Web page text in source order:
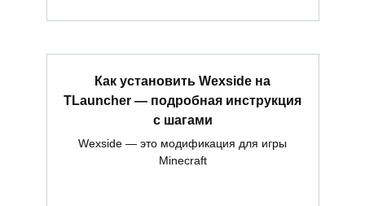
Как установить Wexside на
TLauncher — подробная инструкция
с шагами
Wexside — это модификация для игры
Minecraft